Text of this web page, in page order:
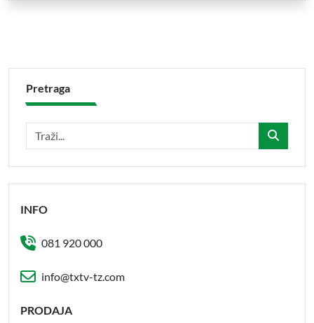
Pretraga
INFO
081 920 000
info@txtv-tz.com
PRODAJA